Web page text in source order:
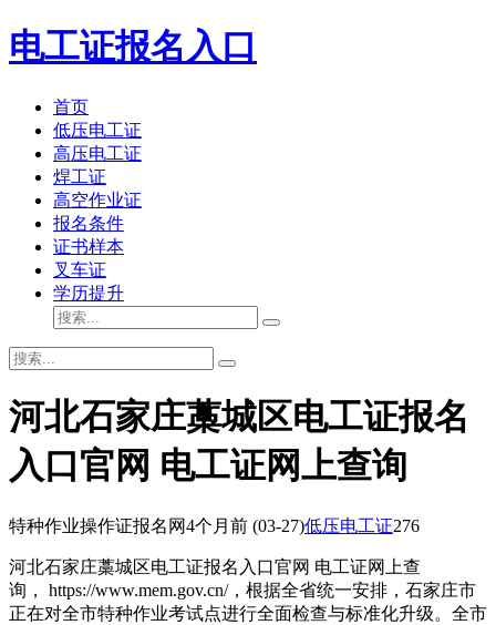
电工证报名入口
首页
低压电工证
高压电工证
焊工证
高空作业证
报名条件
证书样本
叉车证
学历提升
河北石家庄藁城区电工证报名
入口官网 电工证网上查询
特种作业操作证报名网4个月前 (03-27)低压电工证276
河北石家庄藁城区电工证报名入口官网 电工证网上查
询，
https://www.mem.gov.cn/， 根据全省统一安排，石家庄市
正在对全市特种作业考试点进行全面检查与标准化升级。全市